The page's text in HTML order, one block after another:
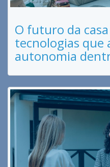
O futuro da
tecnologias que
autonomia